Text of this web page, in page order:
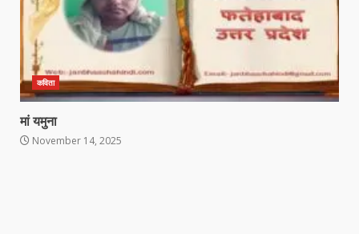
कविता
मां यमुना
November 14, 2025